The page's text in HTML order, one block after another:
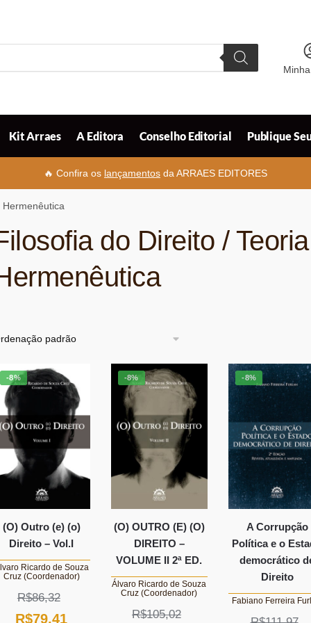
Kit Arraes A Editora Conselho Editorial Publique
🔥 Confira os lançamentos da ARRAES EDITORES
do Direito /
-8%
(O) Outro (e) (o)
Direito – Vol.I
Ricardo de Souza
Cruz (Coordenador)
R$86,32
O
R$79,41
-8%
(O) OUTRO (E) (O)
DIREITO –
VOLUME II 2ª ED.
Álvaro Ricardo de Souza
Cruz (Coordenador)
R$105,02
-8%
A Corrupção
Política e o
democrático
Direito
Fabiano Ferreira